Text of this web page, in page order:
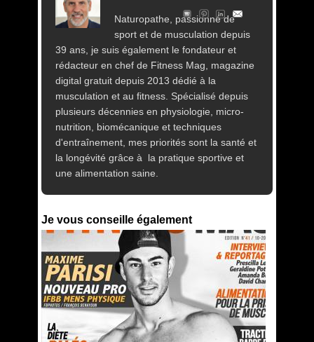
Naturopathe, passionné de
sport et de musculation depuis
39 ans, je suis également le fondateur et
rédacteur en chef de Fitness Mag, magazine
digital gratuit depuis 2013 dédié à la
musculation et au fitness. Spécialisé depuis
plusieurs décennies en physiologie, micro-
nutrition, biomécanique et techniques
d'entraînement, mes priorités sont la santé et
la longévité grâce à la pratique sportive et
une alimentation saine.
Je vous conseille également